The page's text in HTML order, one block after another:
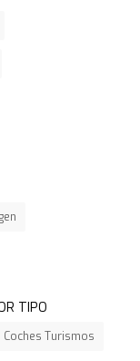
TIPO
Coches Turismos